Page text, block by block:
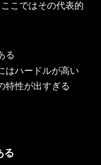
こではその代表的
る
はハードルが高い
特性が出すぎる
る